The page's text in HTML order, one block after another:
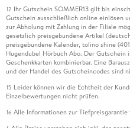
12 Ihr Gutschein SOMMER13 gilt bis
Gutschein ausschließlich online einlösen
zur Abholung mit Zahlung in der Filiale
gesetzlich preisgebundene Artikel
preisgebundene Kalender, tolino shine
Hugendubel Hörbuch Abo. Der
Geschenkkarten kombinierbar. Eine
und der Handel des Gutscheincodes sind
15 Leider können wir die Echtheit der
Einzelbewertungen nicht prüfen.
16 Alle Informationen zur Tiefpreisgarantie